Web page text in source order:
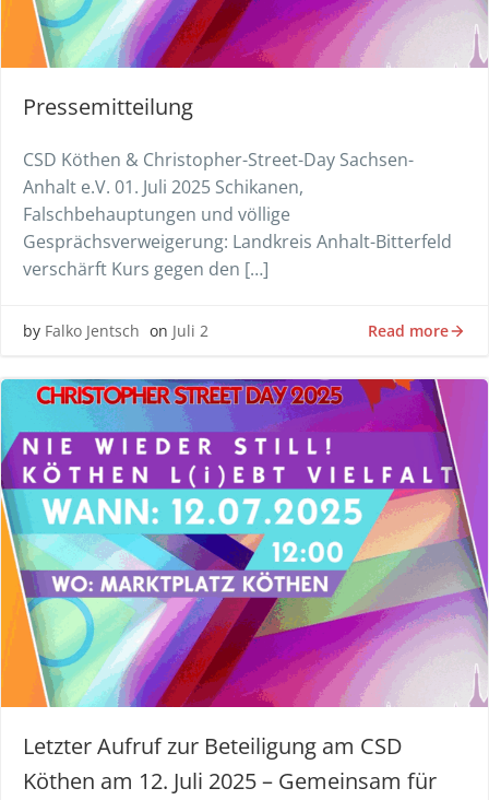
Pressemitteilung
CSD Köthen & Christopher-Street-Day Sachsen-
Anhalt e.V. 01. Juli 2025 Schikanen,
Falschbehauptungen und völlige
Gesprächsverweigerung: Landkreis Anhalt-Bitterfeld
verschärft Kurs gegen den […]
by Falko Jentsch on Juli 2 Read more
Letzter Aufruf zur Beteiligung am CSD
Köthen am 12. Juli 2025 – Gemeinsam für